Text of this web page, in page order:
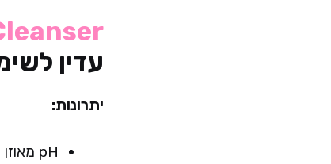
עדין
יתרונות:
pH מאוזן ששומר על המעטה החומצי הטבעי של העור